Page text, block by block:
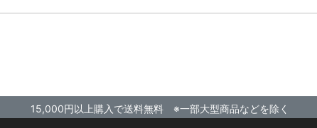
15,000円以上購入で送料無料 ※一部大型商品などを除く